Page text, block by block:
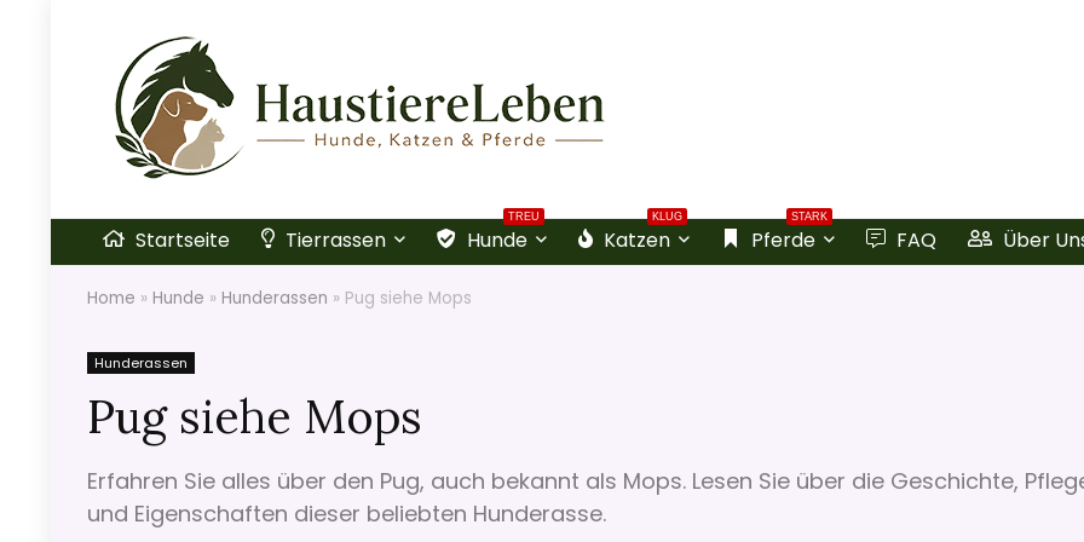
Startseite Tierrassen
TREU
Hunde
KLUG
Katzen
STARK
Pferde FAQ Über
Home » Hunde » Hunderassen » Pug siehe Mops
Hunderassen
Pug siehe Mops
Erfahren Sie alles über den Pug, auch bekannt als Mops. Lesen Sie über die Geschichte,
und Eigenschaften dieser beliebten Hunderasse.